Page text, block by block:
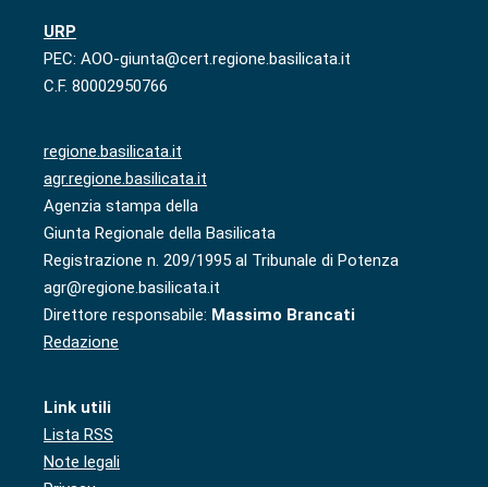
URP
PEC: AOO-giunta@cert.regione.basilicata.it
C.F. 80002950766
regione.basilicata.it
agr.regione.basilicata.it
Agenzia stampa della
Giunta Regionale della Basilicata
Registrazione n. 209/1995 al Tribunale di Potenza
agr@regione.basilicata.it
Direttore responsabile: Massimo Brancati
Redazione
Link utili
Lista RSS
Note legali